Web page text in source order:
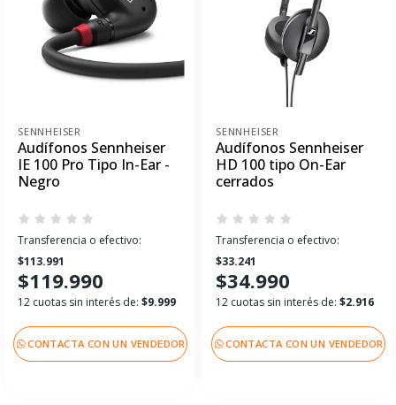
SENNHEISER
Audífonos Sennheiser
IE 100 Pro Tipo In-Ear -
Negro
Transferencia o efectivo:
$113.991
$119.990
12 cuotas sin interés de: $9.999
CONTACTA CON UN VENDEDOR
SENNHEISER
Audífonos Sennheiser
HD 100 tipo On-Ear
cerrados
Transferencia o efectivo:
$33.241
$34.990
12 cuotas sin interés de: $2.916
CONTACTA CON UN VENDEDOR